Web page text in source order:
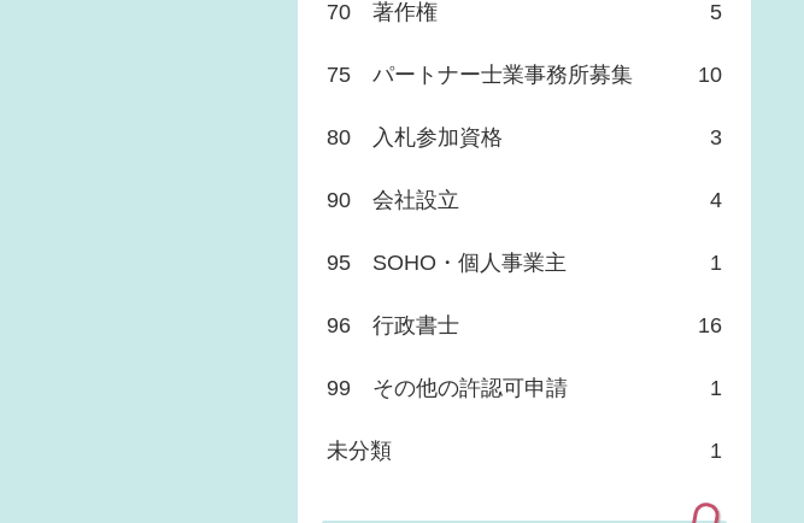
70 著作権 5
75 パートナー士業事務所募集 10
80 入札参加資格 3
90 会社設立 4
95 SOHO・個人事業主 1
96 行政書士 16
99 その他の許認可申請 1
未分類 1